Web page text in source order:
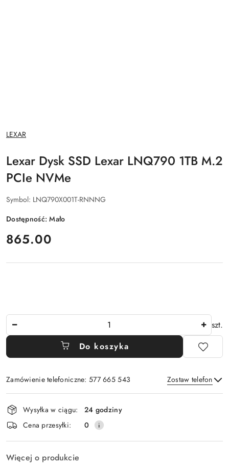
NAZWA
PRODUCENTA:
LEXAR
Lexar Dysk SSD Lexar LNQ790 1TB M.2
PCIe NVMe
Symbol: LNQ790X001T-RNNNG
Dostępność:Mało
cena:
865.00
szt.
Do koszyka
Zamówienie telefoniczne: 577 665 543 Zostaw telefon
Wyślij
Dostępność
i
dostawa
Wysyłka w ciągu:
24 godziny
Cena przesyłki:
0
Więcej o produkcie